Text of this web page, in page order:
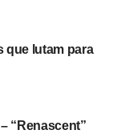
que lutam para
“Renascent”